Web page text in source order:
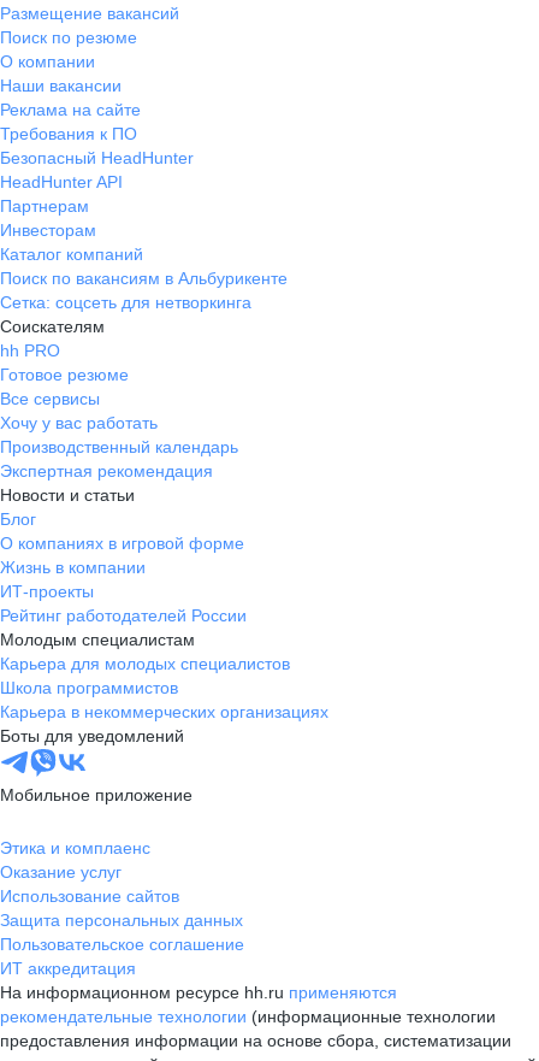
Размещение вакансий
Поиск по резюме
О компании
Наши вакансии
Реклама на сайте
Требования к ПО
Безопасный HeadHunter
HeadHunter API
Партнерам
Инвесторам
Каталог компаний
Поиск по вакансиям в Альбурикенте
Сетка: соцсеть для нетворкинга
Соискателям
hh PRO
Готовое резюме
Все сервисы
Хочу у вас работать
Производственный календарь
Экспертная рекомендация
Новости и статьи
Блог
О компаниях в игровой форме
Жизнь в компании
ИТ-проекты
Рейтинг работодателей России
Молодым специалистам
Карьера для молодых специалистов
Школа программистов
Карьера в некоммерческих организациях
Боты для уведомлений
Мобильное приложение
Этика и комплаенс
Оказание услуг
Использование сайтов
Защита персональных данных
Пользовательское соглашение
ИТ аккредитация
На информационном ресурсе hh.ru применяются
рекомендательные технологии (информационные технологии
предоставления информации на основе сбора, систематизации